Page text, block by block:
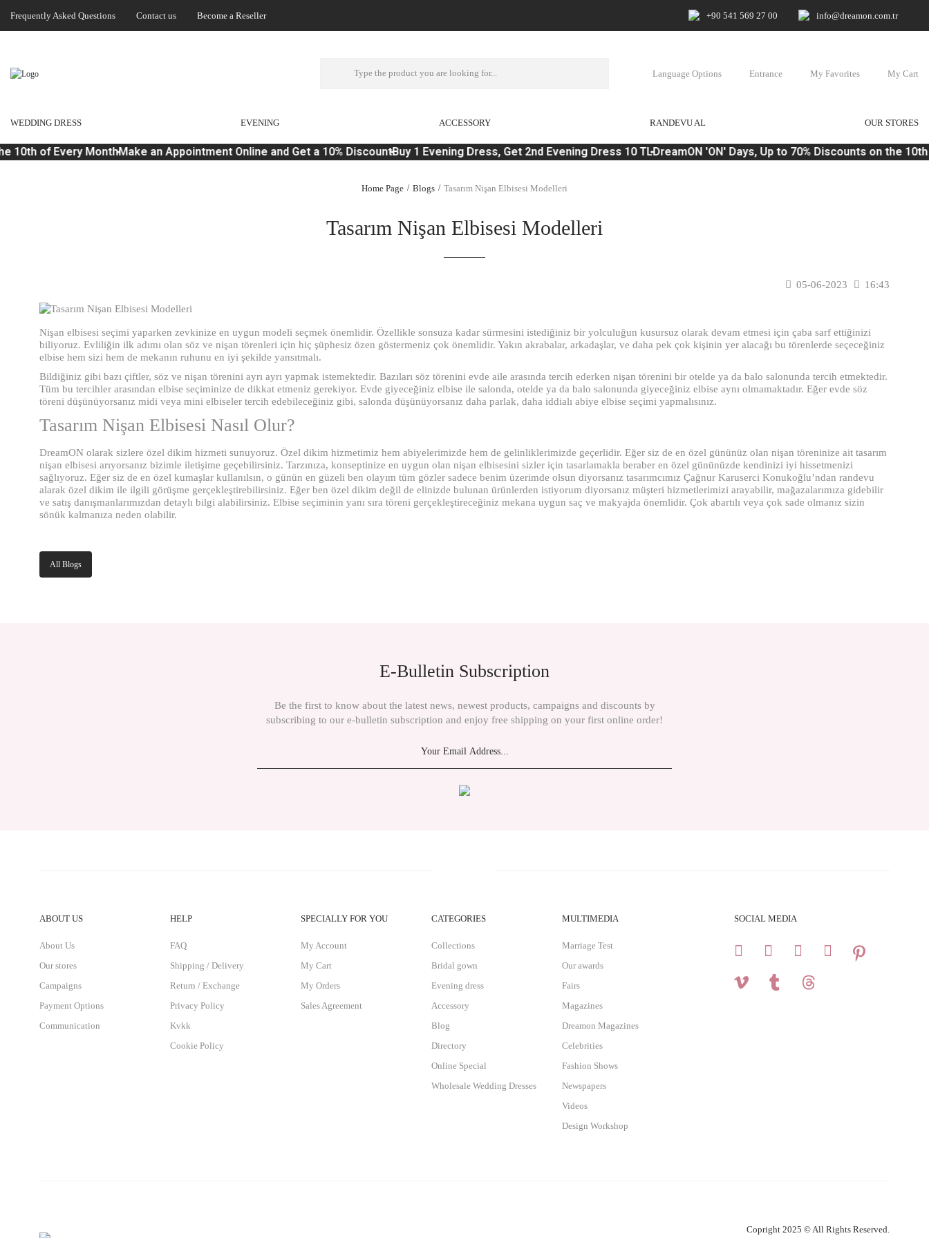
Frequently Asked Questions Contact us Become a Reseller +90 541 569 27 00 info@dreamon.com.tr
Language Options Entrance My Favorites My Cart
WEDDING DRESS EVENING ACCESSORY RANDEVU AL OUR STORES
10th of Every MonthMake an Appointment Online and Get a 10% DiscountBuy 1 Evening Dress, Get 2nd Evening Dress 10 TLDreamON 'ON' Days, Up to 70% Discounts on the 10th
Home Page Blogs Tasarım Nişan Elbisesi Modelleri
Tasarım Nişan Elbisesi Modelleri
05-06-2023 16:43
Nişan elbisesi seçimi yaparken zevkinize en uygun modeli seçmek önemlidir. Özellikle sonsuza kadar sürmesini istediğiniz bir yolculuğun kusursuz olarak devam etmesi için çaba sarf ettiğinizi
biliyoruz. Evliliğin ilk adımı olan söz ve nişan törenleri için hiç şüphesiz özen göstermeniz çok önemlidir. Yakın akrabalar, arkadaşlar, ve daha pek çok kişinin yer alacağı bu törenlerde seçeceğiniz
elbise hem sizi hem de mekanın ruhunu en iyi şekilde yansıtmalı.
Bildiğiniz gibi bazı çiftler, söz ve nişan törenini ayrı ayrı yapmak istemektedir. Bazıları söz törenini evde aile arasında tercih ederken nişan törenini bir otelde ya da balo salonunda tercih etmektedir.
Tüm bu tercihler arasından elbise seçiminize de dikkat etmeniz gerekiyor. Evde giyeceğiniz elbise ile salonda, otelde ya da balo salonunda giyeceğiniz elbise aynı olmamaktadır. Eğer evde söz
töreni düşünüyorsanız midi veya mini elbiseler tercih edebileceğiniz gibi, salonda düşünüyorsanız daha parlak, daha iddialı abiye elbise seçimi yapmalısınız.
Tasarım Nişan Elbisesi Nasıl Olur?
DreamON olarak sizlere özel dikim hizmeti sunuyoruz. Özel dikim hizmetimiz hem abiyelerimizde hem de gelinliklerimizde geçerlidir. Eğer siz de en özel gününüz olan nişan töreninize ait tasarım
nişan elbisesi arıyorsanız bizimle iletişime geçebilirsiniz. Tarzınıza, konseptinize en uygun olan nişan elbisesini sizler için tasarlamakla beraber en özel gününüzde kendinizi iyi hissetmenizi
sağlıyoruz. Eğer siz de en özel kumaşlar kullanılsın, o günün en güzeli ben olayım tüm gözler sadece benim üzerimde olsun diyorsanız tasarımcımız Çağnur Karuserci Konukoğlu’ndan randevu
alarak özel dikim ile ilgili görüşme gerçekleştirebilirsiniz. Eğer ben özel dikim değil de elinizde bulunan ürünlerden istiyorum diyorsanız müşteri hizmetlerimizi arayabilir, mağazalarımıza gidebilir
ve satış danışmanlarımızdan detaylı bilgi alabilirsiniz. Elbise seçiminin yanı sıra töreni gerçekleştireceğiniz mekana uygun saç ve makyajda önemlidir. Çok abartılı veya çok sade olmanız sizin
sönük kalmanıza neden olabilir.
All Blogs
E-Bulletin Subscription
Be the first to know about the latest news, newest products, campaigns and discounts by
subscribing to our e-bulletin subscription and enjoy free shipping on your first online order!
ABOUT US
About Us
Our stores
Campaigns
Payment Options
Communication
HELP
FAQ
Shipping / Delivery
Return / Exchange
Privacy Policy
Kvkk
Cookie Policy
SPECIALLY FOR YOU
My Account
My Cart
My Orders
Sales Agreement
CATEGORIES
Collections
Bridal gown
Evening dress
Accessory
Blog
Directory
Online Special
Wholesale Wedding Dresses
MULTIMEDIA
Marriage Test
Our awards
Fairs
Magazines
Dreamon Magazines
Celebrities
Fashion Shows
Newspapers
Videos
Design Workshop
SOCIAL MEDIA
Copright 2025 © All Rights Reserved.